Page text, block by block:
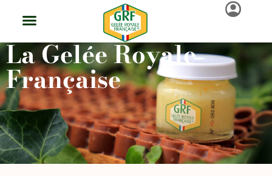
La Gelée Royale
Française